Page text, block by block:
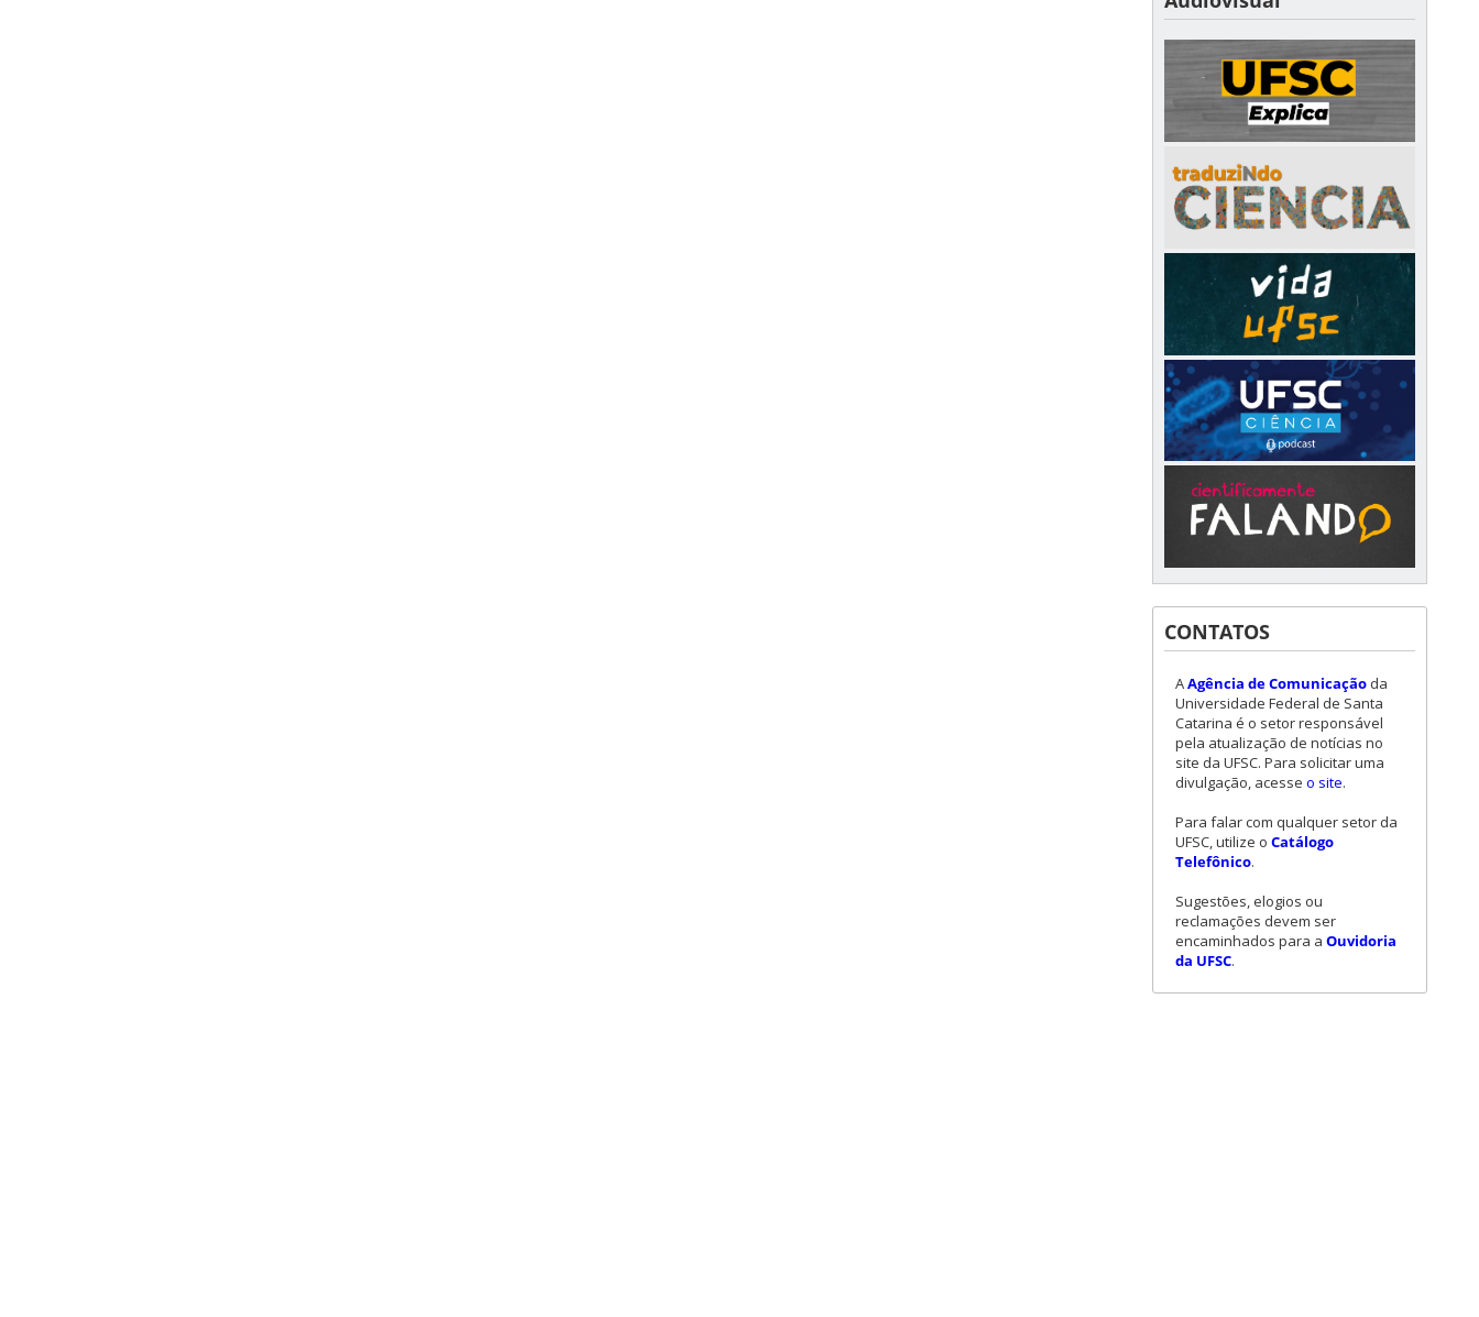
CONTATOS
AAgência de Comunicação da
Universidade Federal de Santa
Catarina é o setor responsável
pela atualização de notícias no
site da UFSC. Para solicitar uma
divulgação, acesse o site.
Para falar com qualquer setor da
UFSC, utilize o Catálogo
Telefônico.
Sugestões, elogios ou
reclamações devem ser
encaminhados para a Ouvidoria
da UFSC.